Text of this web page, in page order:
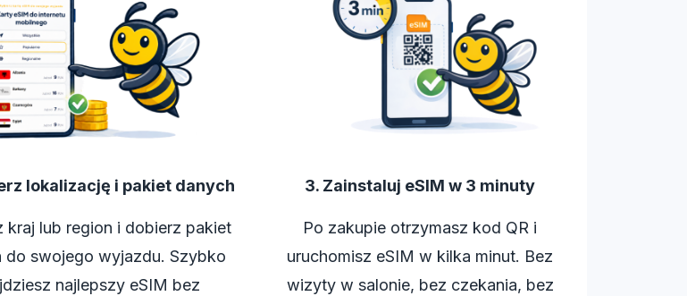
lokalizację i pakiet danych
kraj lub region i dobierz pakiet
do swojego wyjazdu. Szybko
najlepszy eSIM bez
3. Zainstaluj eSIM w 3 minuty
Po zakupie otrzymasz kod QR i
uruchomisz eSIM w kilka minut. Bez
wizyty w salonie, bez czekania, bez